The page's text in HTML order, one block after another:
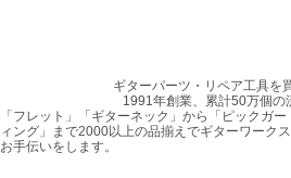
ギターパーツ・リペア工具を
1991年創業、累計50万個の
「フレット」「ギターネック」から「ピックガ
ィング」まで2000以上の品揃えでギターワーク
お手伝いをします。